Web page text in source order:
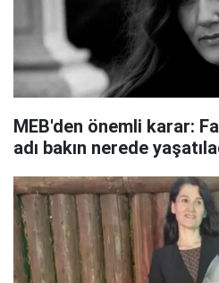
MEB'den önemli karar:
adı bakın nerede